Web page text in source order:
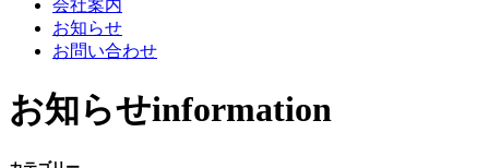
会社案内
お知らせ
お問い合わせ
お知らせinformation